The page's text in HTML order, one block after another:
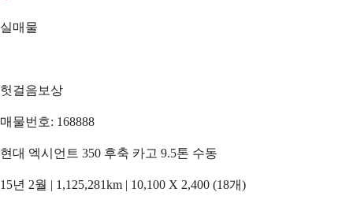
실매물
헛걸음보상
매물번호: 168888
현대 엑시언트 350 후축 카고 9.5톤 수동
15년 2월 | 1,125,281km | 10,100 X 2,400 (18개)